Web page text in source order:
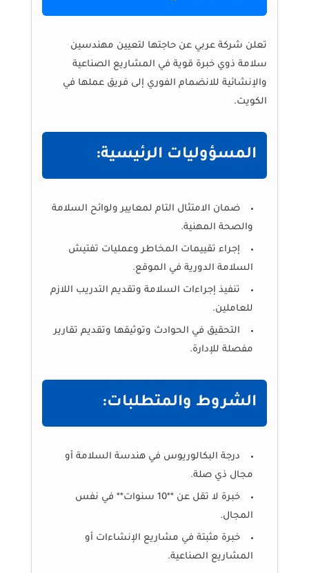
تعلن شركة عربي عن حاجتها لتعيين مهندسين
سلامة ذوي خبرة قوية في المشاريع الصناعية
والإنشائية للانضمام الفوري إلى فريق عملها في
الكويت.
المسؤوليات الرئيسية:
ضمان الامتثال التام لمعايير ولوائح السلامة
والصحة المهنية.
إجراء تقييمات المخاطر وعمليات تفتيش
السلامة الدورية في الموقع.
تنفيذ إجراءات السلامة وتقديم التدريب اللازم
للعاملين.
التحقيق في الحوادث وتوثيقها وتقديم تقارير
مفصلة للإدارة.
الشروط والمتطلبات:
درجة البكالوريوس في هندسة السلامة أو
مجال ذي صلة.
خبرة لا تقل عن **10 سنوات** في نفس
المجال.
خبرة مثبتة في مشاريع الإنشاءات أو
المشاريع الصناعية.